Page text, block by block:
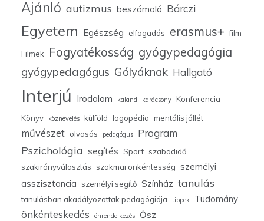
Ajánló autizmus beszámoló Bárczi
Egyetem Egészség elfogadás erasmus+ film
Filmek Fogyatékosság gyógypedagógia
gyógypedagógus Gólyáknak Hallgató
Interjú Irodalom kaland karácsony
Konferencia
Könyv
köznevelés külföld logopédia mentális jóllét
művészet olvasás pedagógus Program
Pszichológia segítés Sport szabadidő
szakirányválasztás
szakmai önkéntesség személyi
asszisztancia
személyi segítő Színház tanulás
tanulásban akadályozottak pedagógiája tippek Tudomány
önkénteskedés önrendelkezés Ősz